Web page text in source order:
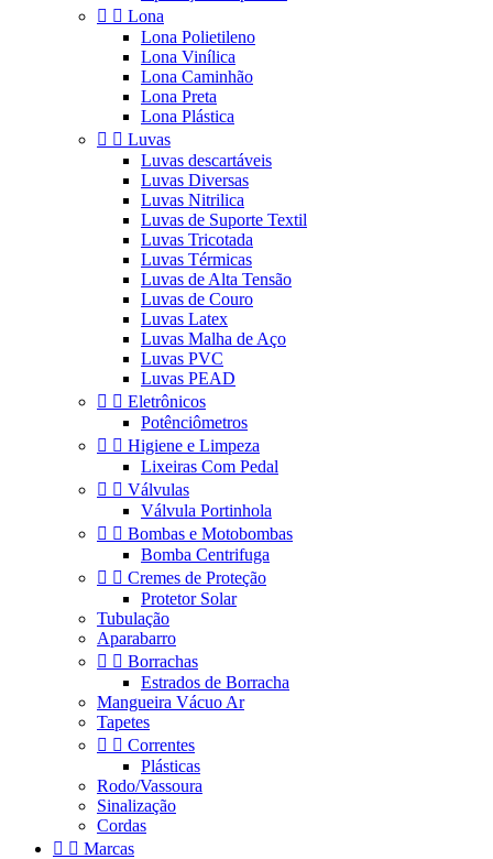
  Lona
Lona Polietileno
Lona Vinílica
Lona Caminhão
Lona Preta
Lona Plástica
  Luvas
Luvas descartáveis
Luvas Diversas
Luvas Nitrilica
Luvas de Suporte Textil
Luvas Tricotada
Luvas Térmicas
Luvas de Alta Tensão
Luvas de Couro
Luvas Latex
Luvas Malha de Aço
Luvas PVC
Luvas PEAD
  Eletrônicos
Potênciômetros
  Higiene e Limpeza
Lixeiras Com Pedal
  Válvulas
Válvula Portinhola
  Bombas e Motobombas
Bomba Centrifuga
  Cremes de Proteção
Protetor Solar
Tubulação
Aparabarro
  Borrachas
Estrados de Borracha
Mangueira Vácuo Ar
Tapetes
  Correntes
Plásticas
Rodo/Vassoura
Sinalização
Cordas
  Marcas